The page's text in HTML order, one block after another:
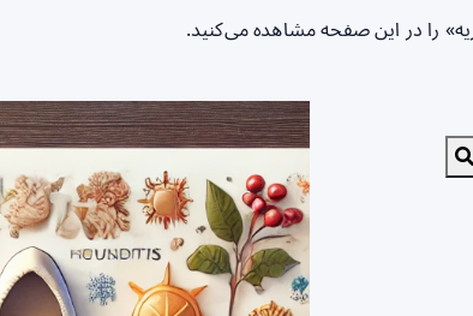
را در این صفحه مشاهده می‌کنید.